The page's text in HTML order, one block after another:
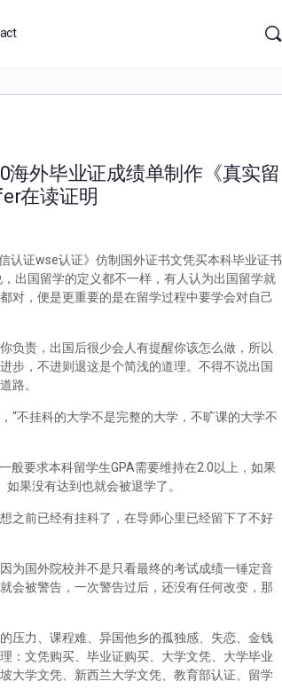
海外毕业证成绩单制作《真实留
在读证明
认证wse认证》仿制国外证书文凭买本科毕业证书
出国留学的定义都不一样，有人认为出国留学就
对，便是更重要的是在留学过程中要学会对自己
负责，出国后很少会人有提醒你该怎么做，所以
步，不进则退这是个简浅的道理。不得不说出国
路。
“不挂科的大学不是完整的大学，不旷课的大学不
般要求本科留学生GPA需要维持在2.0以上，如果
果没有达到也就会被退学了。
之前已经有挂科了，在导师心里已经留下了不好
为国外院校并不是只看最终的考试成绩一锤定音
会被警告，一次警告过后，还没有任何改变，那
压力、课程难、异国他乡的孤独感、失恋、金钱
：文凭购买、毕业证购买、大学文凭、大学毕业
大学文凭、新西兰大学文凭、教育部认证、留学